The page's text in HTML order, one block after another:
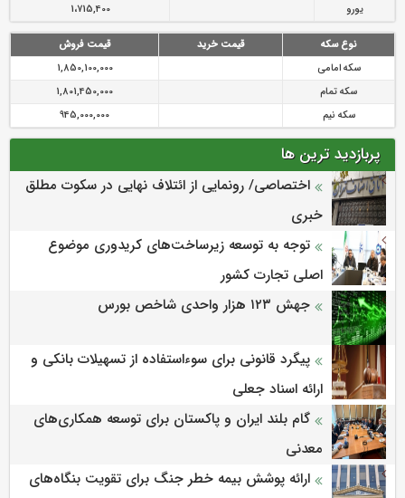
یورو
1،715,400
نوع سکه قیمت خرید
قیمت فروش
سکه امامی
1,850,100,000
سکه تمام
1,801,450,000
سکه نیم
945,000,000
پربازدید ترین ها
اختصاصی/ رونمایی از ائتلاف‌ نهایی در سکوت مطلق
خبری
توجه به توسعه زیرساخت‌های کریدوری موضوع
اصلی تجارت کشور
جهش ۱۲۳ هزار واحدی شاخص بورس
پیگرد قانونی برای سوءاستفاده از تسهیلات بانکی و
ارائه اسناد جعلی
گام بلند ایران و پاکستان برای توسعه همکاری‌های
معدنی
ارائه پوشش بیمه خطر جنگ برای تقویت بنگاه‌های